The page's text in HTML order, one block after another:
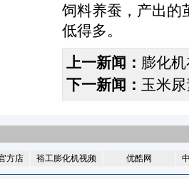
饲料养蚕，产出的
低得多。
上一新闻： 膨化
下一新闻： 玉米
方店 裕工膨化机视频 优酷网